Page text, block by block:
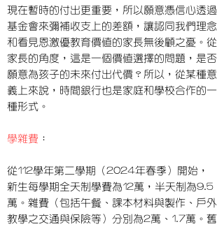
現在暫時的付出更重要，所以願意憑信心透過
基金會來彌補收支上的差額，讓認同我們理念
和看見恩激優教育價值的家長無後顧之憂。從
家長的角度，這是一個價值選擇的問題，是否
願意為孩子的未來付出代價？所以，從某種意
義上來說，時間銀行也是家庭和學校合作的一
種形式。
學雜費 ：
從112學年第二學期（2024年春季）開始，
新生每學期全天制學費為12萬，半天制為9.5
萬。雜費（包括午餐、課本材料與製作、戶外
教學之交通與保險等）分別為2萬、1.7萬。舊